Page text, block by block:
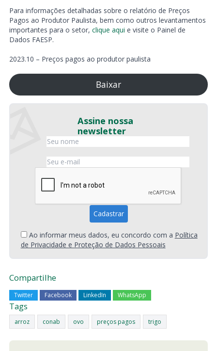
Para informações detalhadas sobre o relatório de Preços
Pagos ao Produtor Paulista, bem como outros levantamentos
importantes para o setor, clique aqui e visite o Painel de
Dados FAESP.
2023.10 – Preços pagos ao produtor paulista
Baixar
Assine nossa
newsletter
Ao informar meus dados, eu concordo com a Política
de Privacidade e Proteção de Dados Pessoais
Compartilhe
Twitter Facebook LinkedIn WhatsApp
Tags
arroz conab ovo preços pagos trigo